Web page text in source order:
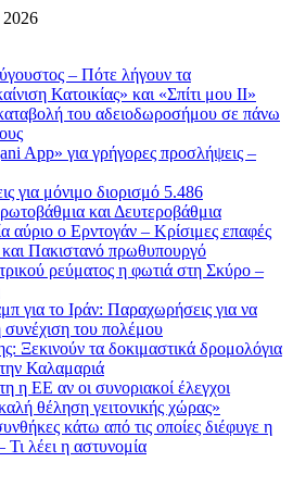
– Πότε λήγουν τα
Κατοικίας» και «Σπίτι μου ΙΙ»
του αδειοδωροσήμου σε πάνω
App» για γρήγορες προσλήψεις –
για μόνιμο διορισμό 5.486
και Δευτεροβάθμια
αύριο ο Ερντογάν – Κρίσιμες επαφές
Πακιστανό πρωθυπουργό
ρεύματος η φωτιά στη Σκύρο –
για το Ιράν: Παραχωρήσεις για να
συνέχιση του πολέμου
Ξεκινούν τα δοκιμαστικά δρομολόγια
Καλαμαριά
ΕΕ αν οι συνοριακοί έλεγχοι
θέληση γειτονικής χώρας»
κάτω από τις οποίες διέφυγε η
λέει η αστυνομία